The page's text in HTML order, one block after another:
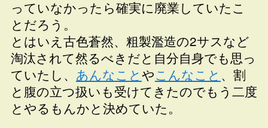
っていなかったら確実に廃業していたこ
とだろう。
とはいえ古色蒼然、粗製濫造の2サスなど
淘汰されて然るべきだと自分自身でも思っ
ていたし、 あんなことやこんなこと 、割
と腹の立つ扱いも受けてきたのでもう二度
とやるもんかと決めていた。